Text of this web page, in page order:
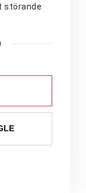
störande